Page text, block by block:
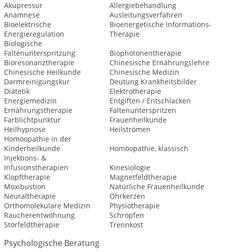
Akupressur
Allergiebehandlung
Anamnese
Ausleitungsverfahren
Bioelektrische
Energieregulation
Bioenergetische Informations-
Therapie
Biologische
Faltenunterspritzung
Biophotonentherapie
Bioresonanztherapie
Chinesische Ernährungslehre
Chinesische Heilkunde
Chinesische Medizin
Darmreinigungskur
Deutung Krankheitsbilder
Diätetik
Elektrotherapie
Energiemedizin
Entgiften / Entschlacken
Ernährungstherapie
Faltenunterspritzen
Farblichtpunktur
Frauenheilkunde
Heilhypnose
Heilströmen
Homöopathie in der
Kinderheilkunde
Homöopathie, klassisch
Injektions- &
Infusionstherapien
Kinesiologie
Klopftherapie
Magnetfeldtherapie
Moxibustion
Natürliche Frauenheilkunde
Neuraltherapie
Ohrkerzen
Orthomolekulare Medizin
Physiotherapie
Raucherentwöhnung
Schröpfen
Störfeldtherapie
Trennkost
Psychologische Beratung